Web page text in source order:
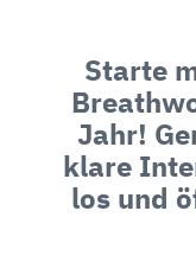
Starte
Jahr!
klare
los und